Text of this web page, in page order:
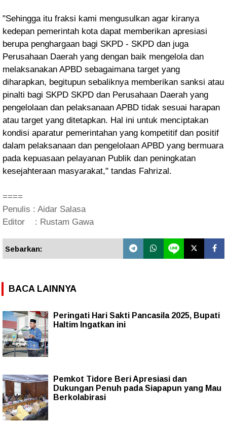
"Sehingga itu fraksi kami mengusulkan agar kiranya
kedepan pemerintah kota dapat memberikan apresiasi
berupa penghargaan bagi SKPD - SKPD dan juga
Perusahaan Daerah yang dengan baik mengelola dan
melaksanakan APBD sebagaimana target yang
diharapkan, begitupun sebaliknya memberikan sanksi atau
pinalti bagi SKPD SKPD dan Perusahaan Daerah yang
pengelolaan dan pelaksanaan APBD tidak sesuai harapan
atau target yang ditetapkan. Hal ini untuk menciptakan
kondisi aparatur pemerintahan yang kompetitif dan positif
dalam pelaksanaan dan pengelolaan APBD yang bermuara
pada kepuasaan pelayanan Publik dan peningkatan
kesejahteraan masyarakat," tandas Fahrizal.
====
Penulis : Aidar Salasa
Editor : Rustam Gawa
Sebarkan:
BACA LAINNYA
Peringati Hari Sakti Pancasila 2025, Bupati
Haltim Ingatkan ini
Pemkot Tidore Beri Apresiasi dan
Dukungan Penuh pada Siapapun yang Mau
Berkolabirasi